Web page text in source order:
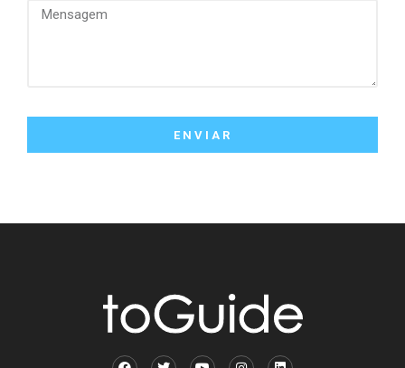
ENVIAR